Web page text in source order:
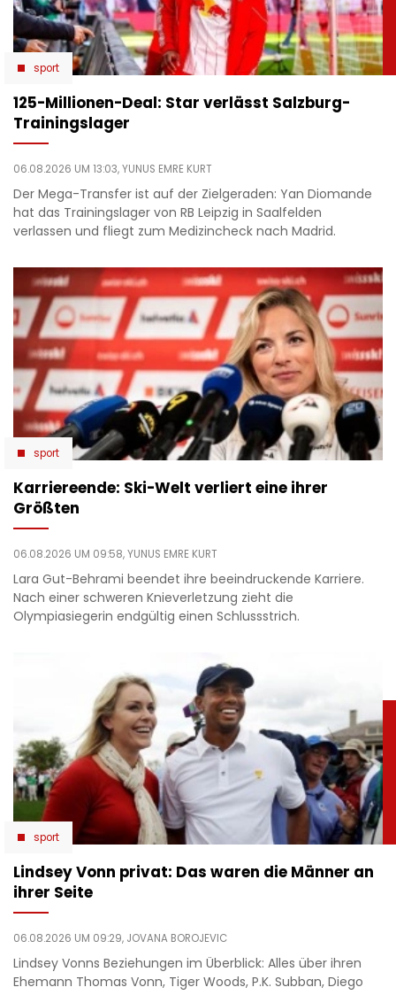
sport
125-Millionen-Deal: Star verlässt Salzburg-
Trainingslager
06.08.2026 UM 13:03,YUNUS EMRE KURT
Der Mega-Transfer ist auf der Zielgeraden: Yan Diomande
hat das Trainingslager von RB Leipzig in Saalfelden
verlassen und fliegt zum Medizincheck nach Madrid.
sport
Karriereende: Ski-Welt verliert eine ihrer
Größten
06.08.2026 UM 09:58,YUNUS EMRE KURT
Lara Gut-Behrami beendet ihre beeindruckende Karriere.
Nach einer schweren Knieverletzung zieht die
Olympiasiegerin endgültig einen Schlussstrich.
sport
Lindsey Vonn privat: Das waren die Männer an
ihrer Seite
06.08.2026 UM 09:29, JOVANA BOROJEVIC
Lindsey Vonns Beziehungen im Überblick: Alles über ihren
Ehemann Thomas Vonn, Tiger Woods, P.K. Subban, Diego